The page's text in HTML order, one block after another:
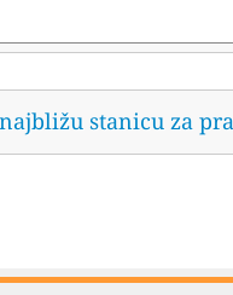
stanicu za